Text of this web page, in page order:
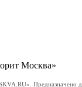
Москва»
Предназначено